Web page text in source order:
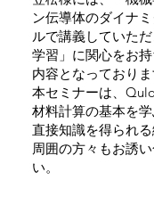
ン伝導体のダイナ
ルで講義していた
学習」に関心をお
内容となっておりま
本セミナーは、
材料計算の基本を
直接知識を得られる
周囲の方々もお誘
い。